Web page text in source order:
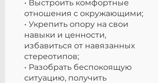
• Выстроить комфортные
отношения с окружающими;
• Укрепить опору на свои
навыки и ценности,
избавиться от навязанных
стереотипов;
• Разобрать беспокоящую
ситуацию, получить